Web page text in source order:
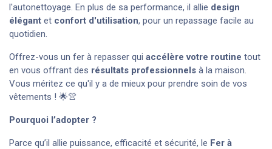
l'autonettoyage. En plus de sa performance, il allie design
élégant et confort d'utilisation, pour un repassage facile au
quotidien.
Offrez-vous un fer à repasser qui accélère votre routine tout
en vous offrant des résultats professionnels à la maison.
Vous méritez ce qu'il y a de mieux pour prendre soin de vos
vêtements ! 🌟👚
Pourquoi l’adopter ?
Parce qu’il allie puissance, efficacité et sécurité, le Fer à